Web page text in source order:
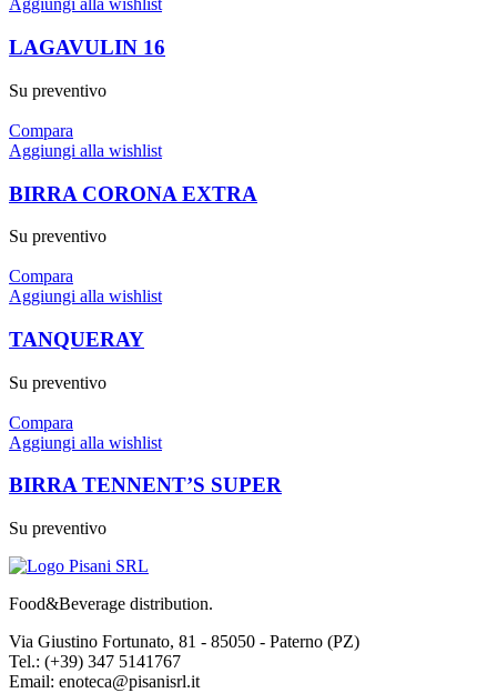
Aggiungi alla wishlist
LAGAVULIN 16
Su preventivo
Compara
Aggiungi alla wishlist
BIRRA CORONA EXTRA
Su preventivo
Compara
Aggiungi alla wishlist
TANQUERAY
Su preventivo
Compara
Aggiungi alla wishlist
BIRRA TENNENT’S SUPER
Su preventivo
Food&Beverage distribution.
Via Giustino Fortunato, 81 - 85050 - Paterno (PZ)
Tel.: (+39) 347 5141767
Email: enoteca@pisanisrl.it